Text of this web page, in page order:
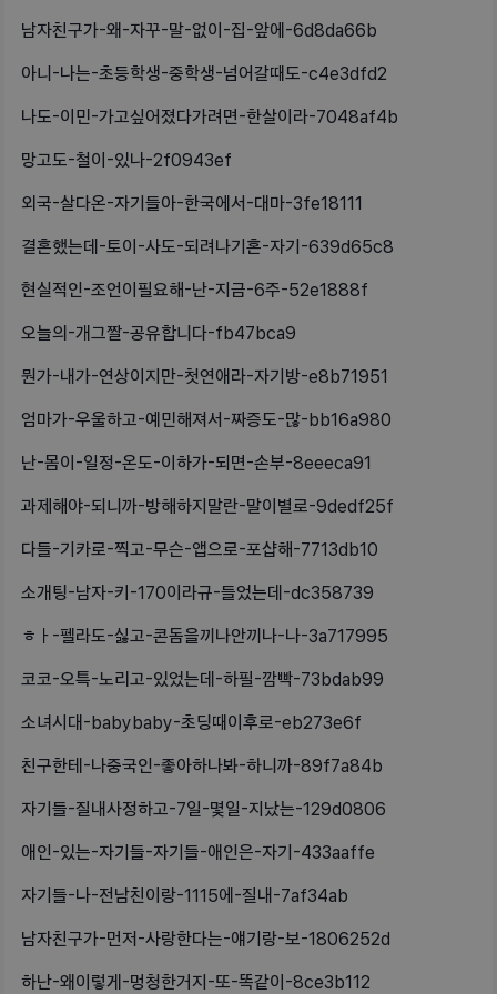
남자친구가-왜-자꾸-말-없이-집-앞에-6d8da66b
아니-나는-초등학생-중학생-넘어갈때도-c4e3dfd2
나도-이민-가고싶어졌다가려면-한살이라-7048af4b
망고도-철이-있나-2f0943ef
외국-살다온-자기들아-한국에서-대마-3fe18111
결혼했는데-토이-사도-되려나기혼-자기-639d65c8
현실적인-조언이필요해-난-지금-6주-52e1888f
오늘의-개그짤-공유합니다-fb47bca9
뭔가-내가-연상이지만-첫연애라-자기방-e8b71951
엄마가-우울하고-예민해져서-짜증도-많-bb16a980
난-몸이-일정-온도-이하가-되면-손부-8eeeca91
과제해야-되니까-방해하지말란-말이별로-9dedf25f
다들-기카로-찍고-무슨-앱으로-포샵해-7713db10
소개팅-남자-키-170이라규-들었는데-dc358739
ㅎㅏ-펠라도-싫고-콘돔을끼나안끼나-나-3a717995
코코-오특-노리고-있었는데-하필-깜빡-73bdab99
소녀시대-babybaby-초딩때이후로-eb273e6f
친구한테-나중국인-좋아하나봐-하니까-89f7a84b
자기들-질내사정하고-7일-몇일-지났는-129d0806
애인-있는-자기들-자기들-애인은-자기-433aaffe
자기들-나-전남친이랑-1115에-질내-7af34ab
남자친구가-먼저-사랑한다는-얘기랑-보-1806252d
하난-왜이렇게-멍청한거지-또-똑같이-8ce3b112